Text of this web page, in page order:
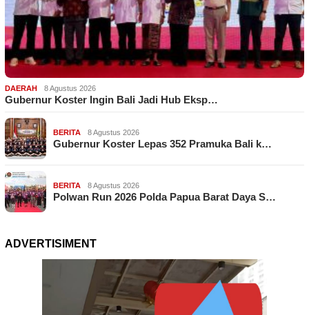
DAERAH 8 Agustus 2026
Gubernur Koster Ingin Bali Jadi Hub Eksp…
BERITA 8 Agustus 2026
Gubernur Koster Lepas 352 Pramuka Bali k…
BERITA 8 Agustus 2026
Polwan Run 2026 Polda Papua Barat Daya S…
ADVERTISIMENT